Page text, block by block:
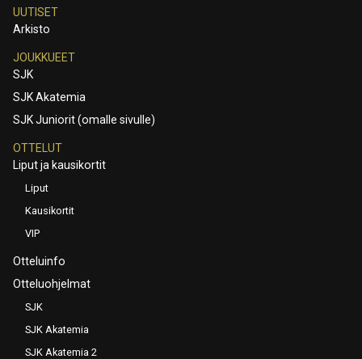
UUTISET
Arkisto
JOUKKUEET
SJK
SJK Akatemia
SJK Juniorit (omalle sivulle)
OTTELUT
Liput ja kausikortit
Liput
Kausikortit
VIP
Otteluinfo
Otteluohjelmat
SJK
SJK Akatemia
SJK Akatemia 2